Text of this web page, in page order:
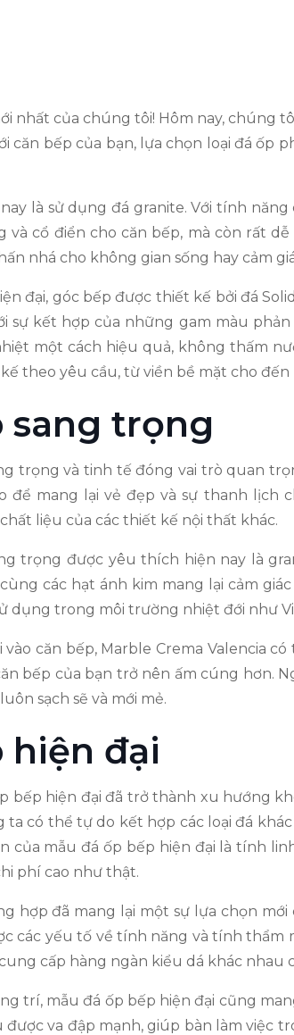
nhất của chúng tôi! Hôm nay, chúng
căn bếp của bạn, lựa chọn loại đá ốp
là sử dụng đá granite. Với tính
và cổ điển cho căn bếp, mà còn rất
nhá cho không gian sống hay cảm
đại, góc bếp được thiết kế bởi đá
sự kết hợp của những gam màu
một cách hiệu quả, không thấm
theo yêu cầu, từ viền bề mặt cho
sang trọng
trọng và tinh tế đóng vai trò quan
để mang lại vẻ đẹp và sự thanh lịch
liệu của các thiết kế nội thất khác.
trọng được yêu thích hiện nay là
các hạt ánh kim mang lại cảm
dụng trong môi trường nhiệt đới như
căn bếp, Marble Crema Valencia
bếp của bạn trở nên ấm cúng hơn.
sạch sẽ và mới mẻ.
hiện đại
bếp hiện đại đã trở thành xu hướng
ta có thể tự do kết hợp các loại đá
của mẫu đá ốp bếp hiện đại là tính
phí cao như thật.
hợp đã mang lại một sự lựa chọn
các yếu tố về tính năng và tính
cấp hàng ngàn kiểu dá khác nhau
trí, mẫu đá ốp bếp hiện đại cũng
va đập mạnh, giúp bàn làm việc